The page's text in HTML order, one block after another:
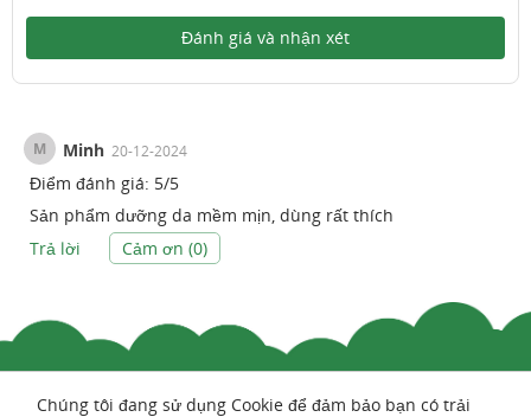
Đánh giá và nhận xét
M Minh 20-12-2024
Điểm đánh giá: 5/5
Sản phẩm dưỡng da mềm mịn, dùng rất thích
Trả lời
Cảm ơn (0)
Chúng tôi đang sử dụng Cookie để đảm bảo bạn có trải